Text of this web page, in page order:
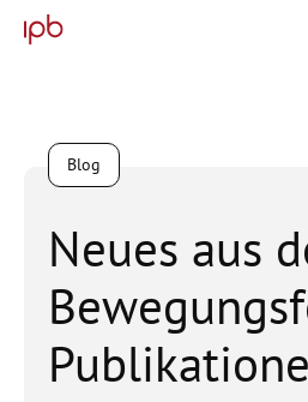
Blog
Neues aus